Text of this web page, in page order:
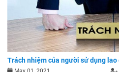
Trách nhiệm của người sử dụng